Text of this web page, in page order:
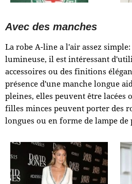
Avec des manches
La robe A-line a l'air assez
lumineuse, il est intéressant
accessoires ou des finitions
présence d'une manche longue
pleines, elles peuvent être lacées
filles minces peuvent porter des
longues ou en forme de lampe de